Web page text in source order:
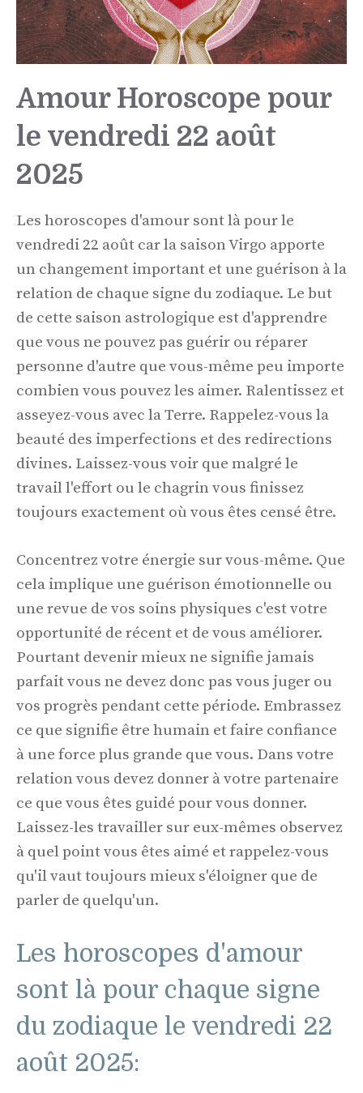
Amour Horoscope pour
le vendredi 22 août
2025
Les horoscopes d'amour sont là pour le
vendredi 22 août car la saison Virgo apporte
un changement important et une guérison à la
relation de chaque signe du zodiaque. Le but
de cette saison astrologique est d'apprendre
que vous ne pouvez pas guérir ou réparer
personne d'autre que vous-même peu importe
combien vous pouvez les aimer. Ralentissez et
asseyez-vous avec la Terre. Rappelez-vous la
beauté des imperfections et des redirections
divines. Laissez-vous voir que malgré le
travail l'effort ou le chagrin vous finissez
toujours exactement où vous êtes censé être.
Concentrez votre énergie sur vous-même. Que
cela implique une guérison émotionnelle ou
une revue de vos soins physiques c'est votre
opportunité de récent et de vous améliorer.
Pourtant devenir mieux ne signifie jamais
parfait vous ne devez donc pas vous juger ou
vos progrès pendant cette période. Embrassez
ce que signifie être humain et faire confiance
à une force plus grande que vous. Dans votre
relation vous devez donner à votre partenaire
ce que vous êtes guidé pour vous donner.
Laissez-les travailler sur eux-mêmes observez
à quel point vous êtes aimé et rappelez-vous
qu'il vaut toujours mieux s'éloigner que de
parler de quelqu'un.
Les horoscopes d'amour
sont là pour chaque signe
du zodiaque le vendredi 22
août 2025: